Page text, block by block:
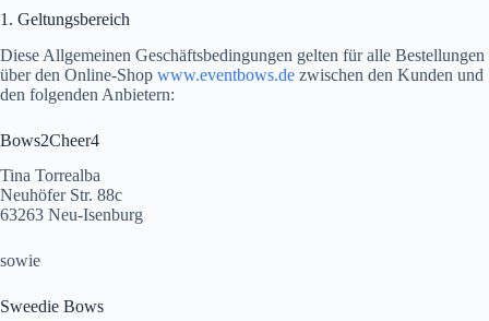
1. Geltungsbereich
Diese Allgemeinen Geschäftsbedingungen gelten für alle Bestellungen
über den Online-Shop www.eventbows.de zwischen den Kunden und
den folgenden Anbietern:
Bows2Cheer4
Tina Torrealba
Neuhöfer Str. 88c
63263 Neu-Isenburg
sowie
Sweedie Bows